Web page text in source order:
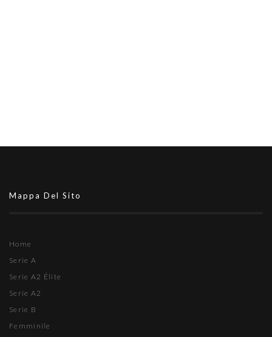
Mappa Del Sito
Home
Serie A
Serie A2 Élite
Serie A2
Serie B
Femminile